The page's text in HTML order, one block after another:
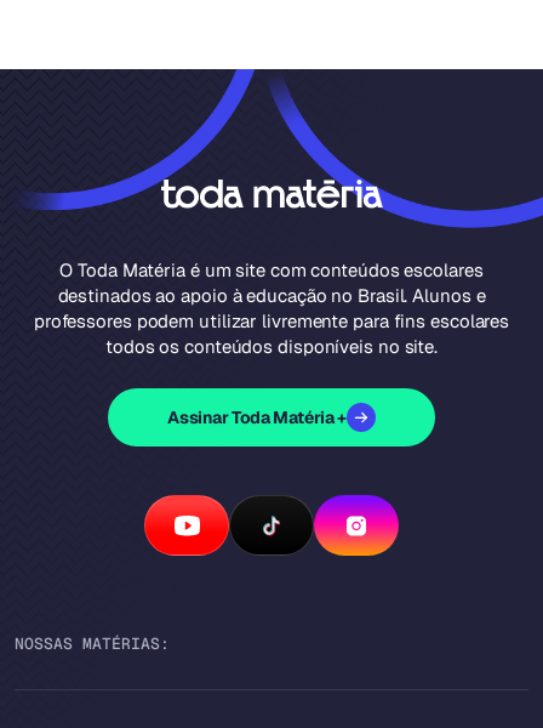
O Toda Matéria é um site com conteúdos escolares
destinados ao apoio à educação no Brasil. Alunos e
professores podem utilizar livremente para fins escolares
todos os conteúdos disponíveis no site.
Assinar Toda Matéria +
NOSSAS MATÉRIAS: